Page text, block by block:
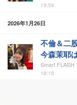
19:59
2026年1月26日
不倫＆二
今森茉耶
Smart FLASH
18:15